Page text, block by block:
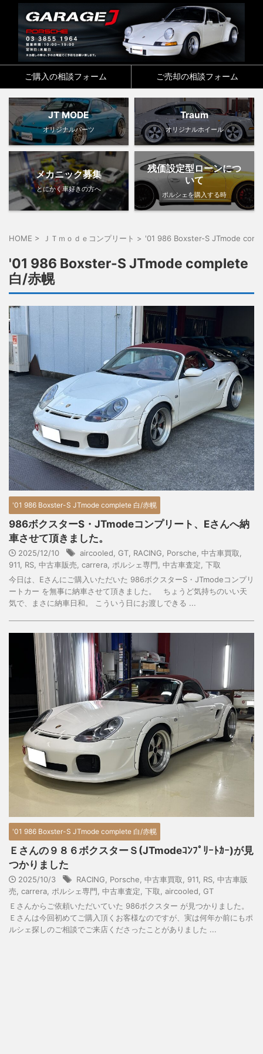
ご購入の相談フォーム ご売却の相談フォーム
JT MODE
オリジナルパーツ
Traum
オリジナルホイール
メカニック募集
とにかく車好きの方へ
残価設定型ローンにつ
いて
ポルシェを購入する時
HOME > ＪＴｍｏｄｅコンプリート > '01 986 Boxster-S JTmode
'01 986 Boxster-S JTmode complete
白/赤幌
'01 986 Boxster-S JTmode complete 白/赤幌
986ボクスターS・JTmodeコンプリート、Eさんへ納
車させて頂きました。
2025/12/10 aircooled GT RACING Porsche 中古車買取
911 RS 中古車販売 carrera ポルシェ専門 中古車査定 下取
今日は、Eさんにご購入いただいた 986ボクスターS・JTmodeコンプリ
ートカー を無事に納車させて頂きました。 ちょうど気持ちのいい天
気で、まさに納車日和。 こういう日にお渡しできる ...
'01 986 Boxster-S JTmode complete 白/赤幌
Ｅさんの９８６ボクスターＳ(JTmodeｺﾝﾌﾟﾘｰﾄｶｰ)が見
つかりました
2025/10/3 RACING Porsche 中古車買取 911 RS 中古車販
売 carrera ポルシェ専門 中古車査定 下取 aircooled GT
Ｅさんからご依頼いただいていた 986ボクスター が見つかりました。
Ｅさんは今回初めてご購入頂くお客様なのですが、実は何年か前にもポ
ルシェ探しのご相談でご来店くださったことがありました ...